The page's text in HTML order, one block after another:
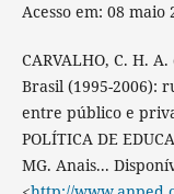
Acesso em: 08 maio
CARVALHO, C. H.
Brasil (1995-2006):
entre público e
POLÍTICA DE
MG. Anais...